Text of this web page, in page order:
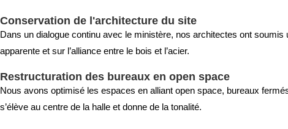
Conservation de l'architecture du site
Dans un dialogue continu avec le ministère, nos architectes ont
apparente et sur l’alliance entre le bois et l’acier.
Restructuration des bureaux en open space
Nous avons optimisé les espaces en alliant open space, bureaux
s’élève au centre de la halle et donne de la tonalité.